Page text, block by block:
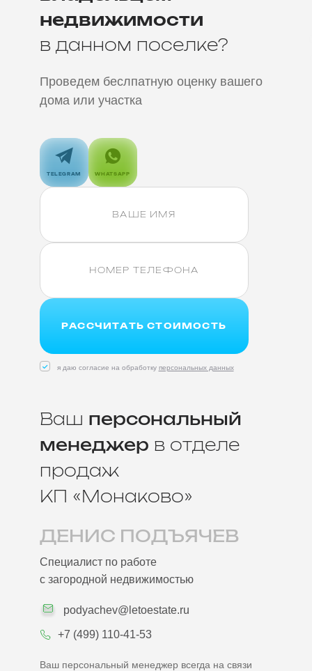
недвижимости
в данном поселке?
Проведем беслпатную оценку вашего
дома или участка
TELEGRAM WHATSAPP
РАССЧИТАТЬ СТОИМОСТЬ
я даю согласие на обработку персональных данных
Ваш персональный
менеджер в отделе
продаж
КП «Монаково»
ДЕНИС ПОДЪЯЧЕВ
Специалист по работе
с загородной недвижимостью
podyachev@letoestate.ru
+7 (499) 110-41-53
Ваш персональный менеджер всегда на связи